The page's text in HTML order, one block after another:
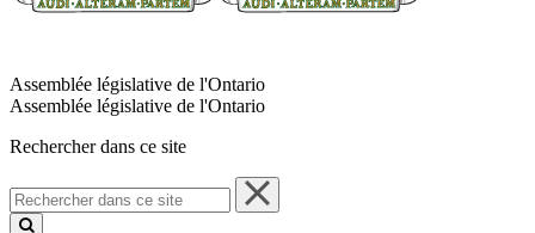
Assemblée législative de l'Ontario
Assemblée législative de l'Ontario
Rechercher dans ce site
Rechercher
dans
ce